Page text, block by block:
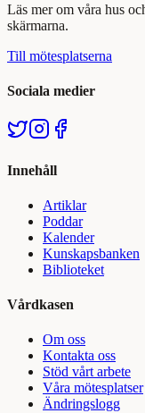
Läs mer om våra hus
skärmarna.
Till mötesplatserna
Sociala medier
Innehåll
Artiklar
Poddar
Kalender
Kunskapsbanken
Biblioteket
Vårdkasen
Om oss
Kontakta oss
Stöd vårt arbete
Våra mötesplatser
Ändringslogg